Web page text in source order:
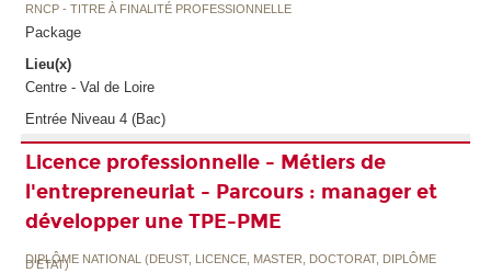
RNCP - TITRE À FINALITÉ PROFESSIONNELLE
Package
Lieu(x)
Centre - Val de Loire
Entrée Niveau 4 (Bac)
Licence professionnelle - Métiers de
l'entrepreneuriat - Parcours : manager et
développer une TPE-PME
DIPLÔME NATIONAL (DEUST, LICENCE, MASTER, DOCTORAT, DIPLÔME
D'ETAT)